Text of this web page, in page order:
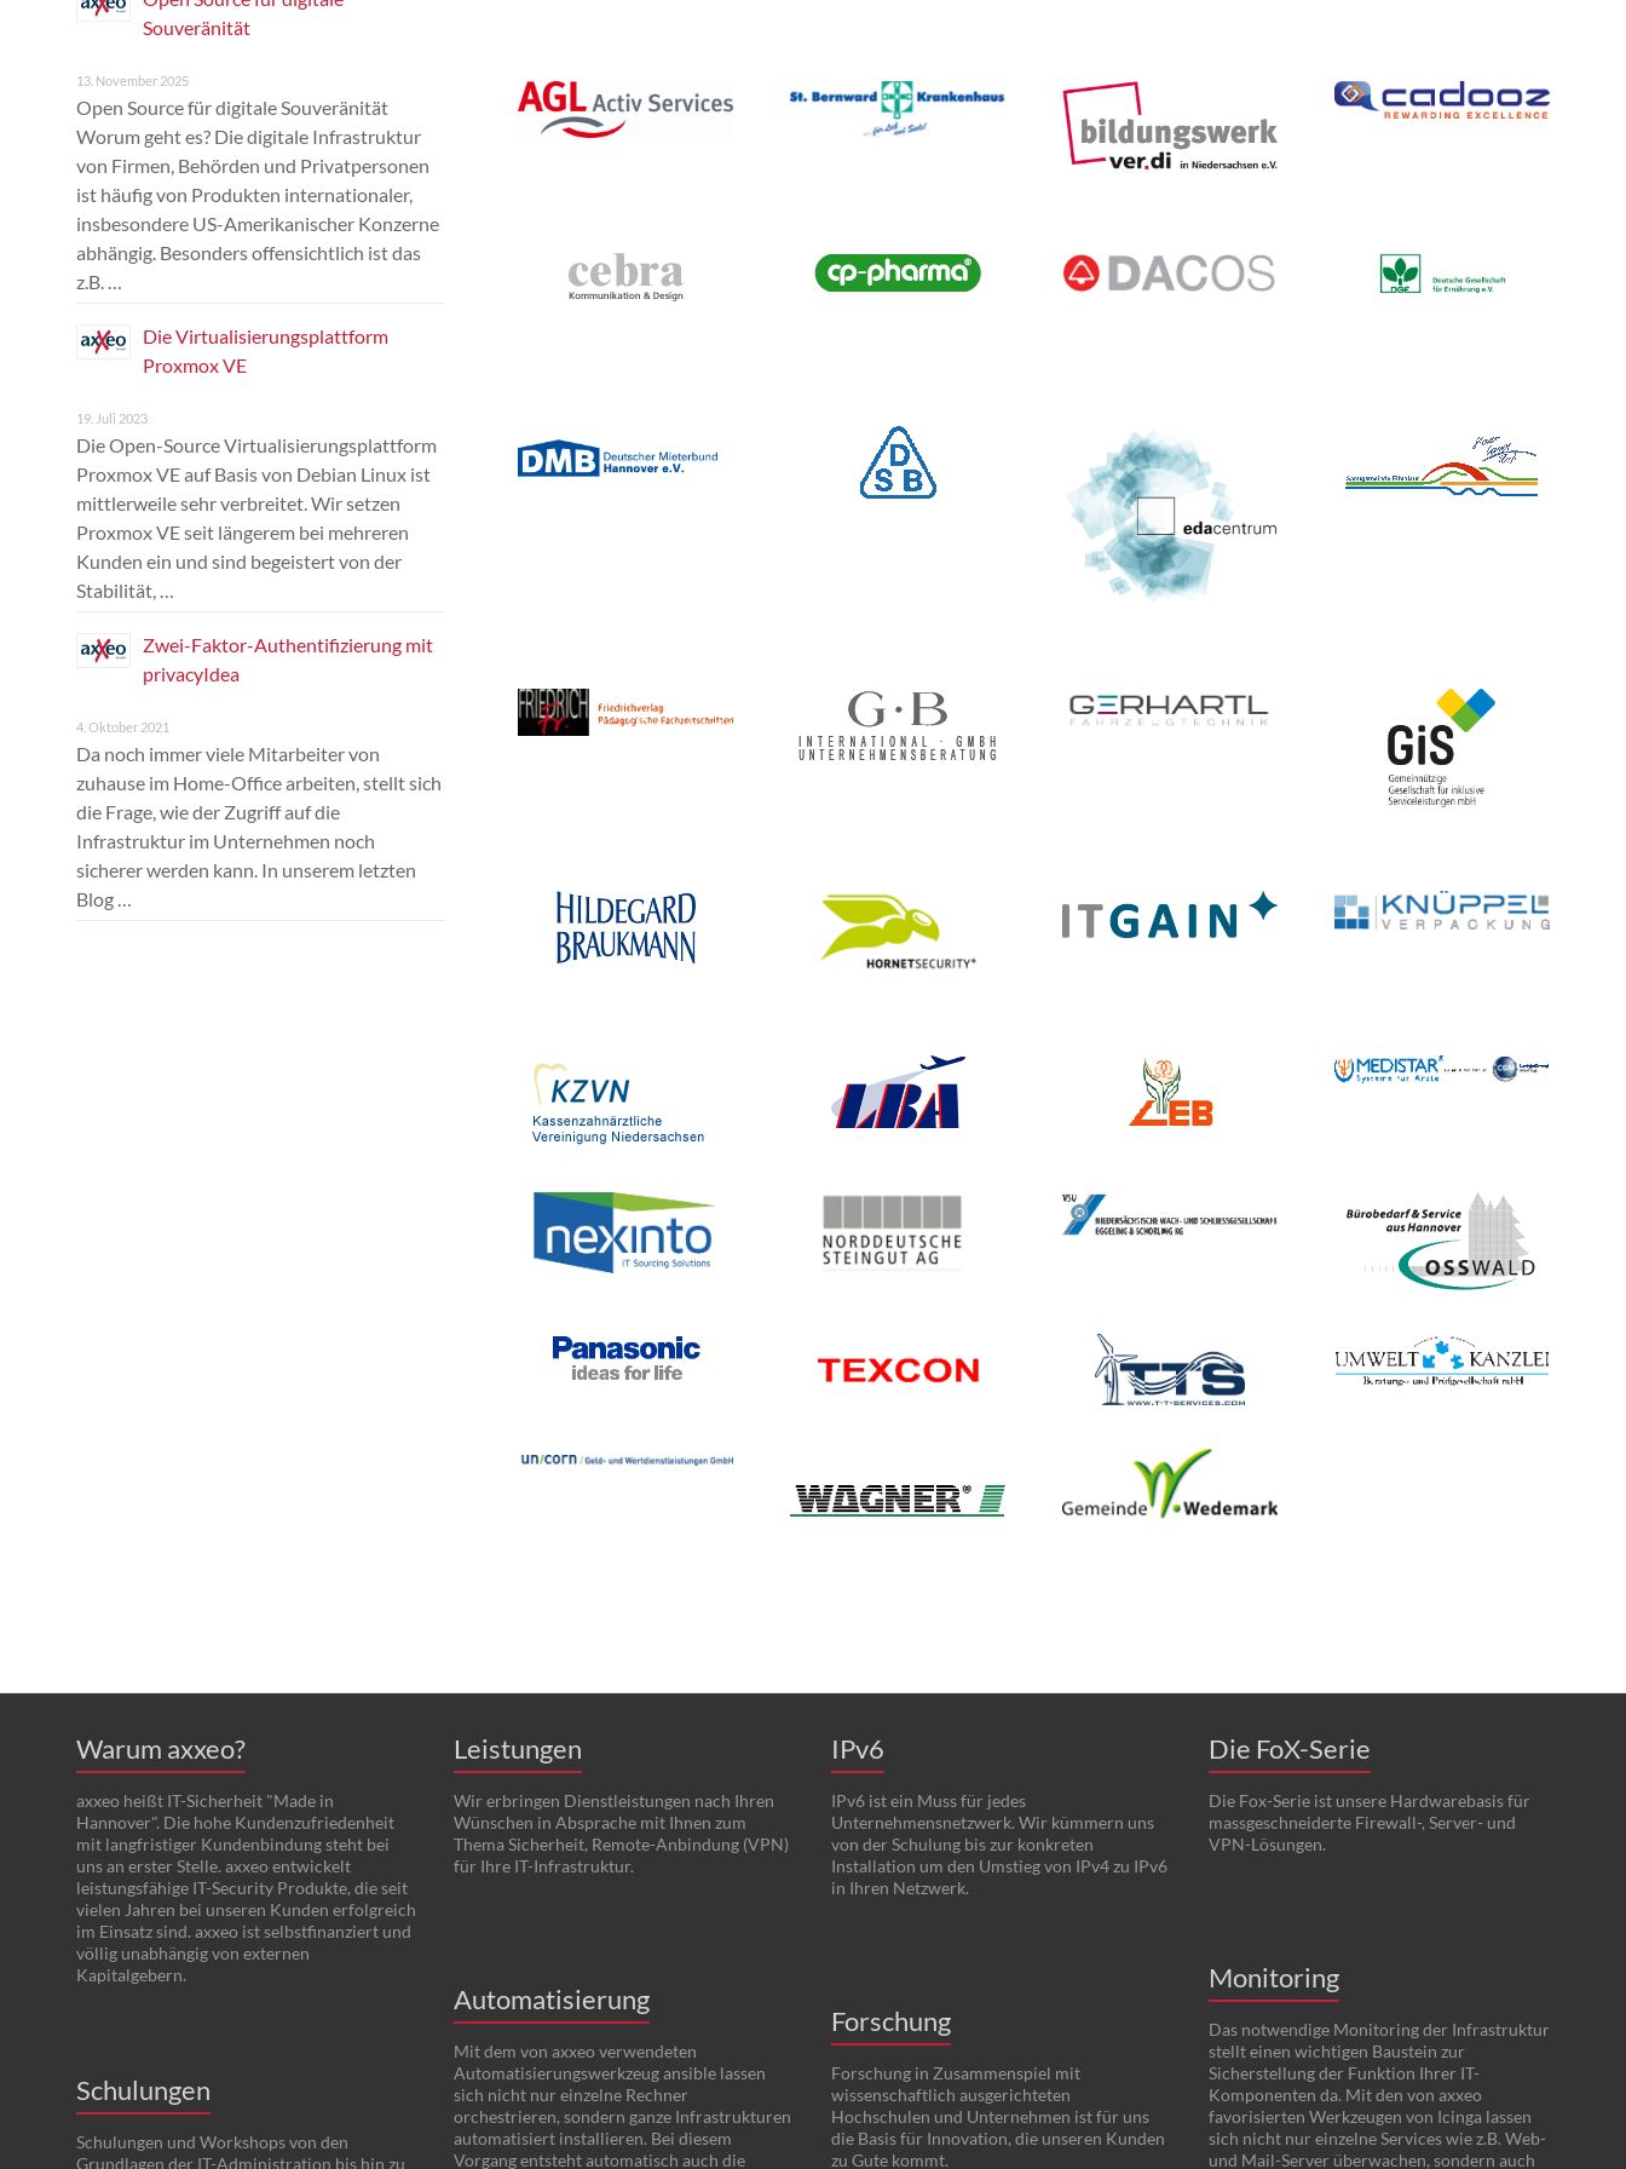
Souveränität
13. November 2025
Open Source für digitale Souveränität
Worum geht es? Die digitale Infrastruktur
von Firmen, Behörden und Privatpersonen
ist häufig von Produkten internationaler,
insbesondere US-Amerikanischer Konzerne
abhängig. Besonders offensichtlich ist das
z.B. …
Die Virtualisierungsplattform
Proxmox VE
19. Juli 2023
Die Open-Source Virtualisierungsplattform
Proxmox VE auf Basis von Debian Linux ist
mittlerweile sehr verbreitet. Wir setzen
Proxmox VE seit längerem bei mehreren
Kunden ein und sind begeistert von der
Stabilität, …
Zwei-Faktor-Authentifizierung mit
privacyIdea
4. Oktober 2021
Da noch immer viele Mitarbeiter von
zuhause im Home-Office arbeiten, stellt sich
die Frage, wie der Zugriff auf die
Infrastruktur im Unternehmen noch
sicherer werden kann. In unserem letzten
Blog …
Warum axxeo?
axxeo heißt IT-Sicherheit "Made in
Hannover". Die hohe Kundenzufriedenheit
mit langfristiger Kundenbindung steht bei
uns an erster Stelle. axxeo entwickelt
leistungsfähige IT-Security Produkte, die seit
vielen Jahren bei unseren Kunden erfolgreich
im Einsatz sind. axxeo ist selbstfinanziert und
völlig unabhängig von externen
Kapitalgebern.
Schulungen
Schulungen und Workshops von den
Grundlagen der IT-Administration bis hin zu
Leistungen
Wir erbringen Dienstleistungen nach Ihren
Wünschen in Absprache mit Ihnen zum
Thema Sicherheit, Remote-Anbindung (VPN)
für Ihre IT-Infrastruktur.
Automatisierung
Mit dem von axxeo verwendeten
Automatisierungswerkzeug ansible lassen
sich nicht nur einzelne Rechner
orchestrieren, sondern ganze Infrastrukturen
automatisiert installieren. Bei diesem
Vorgang entsteht automatisch auch die
IPv6
IPv6 ist ein Muss für jedes
Unternehmensnetzwerk. Wir kümmern uns
von der Schulung bis zur konkreten
Installation um den Umstieg von IPv4 zu IPv6
in Ihren Netzwerk.
Forschung
Forschung in Zusammenspiel mit
wissenschaftlich ausgerichteten
Hochschulen und Unternehmen ist für uns
die Basis für Innovation, die unseren Kunden
zu Gute kommt.
Die FoX-Serie
Die Fox-Serie ist unsere Hardwarebasis für
massgeschneiderte Firewall-, Server- und
VPN-Lösungen.
Monitoring
Das notwendige Monitoring der Infrastruktur
stellt einen wichtigen Baustein zur
Sicherstellung der Funktion Ihrer IT-
Komponenten da. Mit den von axxeo
favorisierten Werkzeugen von Icinga lassen
sich nicht nur einzelne Services wie z.B. Web-
und Mail-Server überwachen, sondern auch